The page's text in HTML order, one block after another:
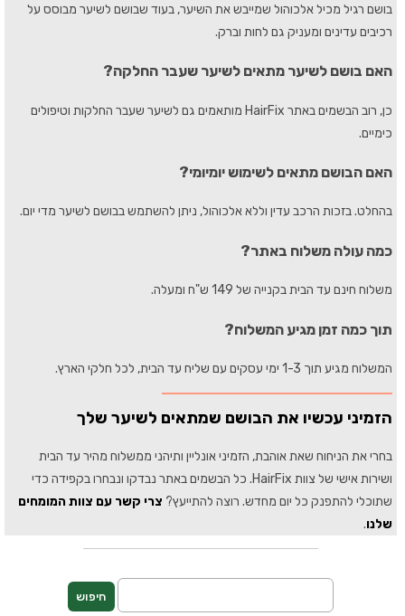
בושם רגיל מכיל אלכוהול שמייבש את השיער, בעוד שבושם לשיער מבוסס על
רכיבים עדינים ומעניק גם לחות וברק.
האם בושם לשיער מתאים לשיער שעבר החלקה?
כן, רוב הבשמים באתר HairFix מותאמים גם לשיער שעבר החלקות וטיפולים
כימיים.
האם הבושם מתאים לשימוש יומיומי?
בהחלט. בזכות הרכב עדין וללא אלכוהול, ניתן להשתמש בבושם לשיער מדי יום.
כמה עולה משלוח באתר?
משלוח חינם עד הבית בקנייה של 149 ש"ח ומעלה.
תוך כמה זמן מגיע המשלוח?
המשלוח מגיע תוך 1-3 ימי עסקים עם שליח עד הבית, לכל חלקי הארץ.
הזמיני עכשיו את הבושם שמתאים לשיער שלך
בחרי את הניחוח שאת אוהבת, הזמיני אונליין ותיהני ממשלוח מהיר עד הבית
ושירות אישי של צוות HairFix. כל הבשמים באתר נבדקו ונבחרו בקפידה כדי
שתוכלי להתפנק כל יום מחדש. רוצה להתייעץ? צרי קשר עם צוות המומחים
שלנו.